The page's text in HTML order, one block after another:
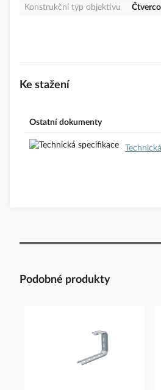
Konstrukční typ objektivu
Ke stažení
Ostatní dokumenty
Podobné produkty